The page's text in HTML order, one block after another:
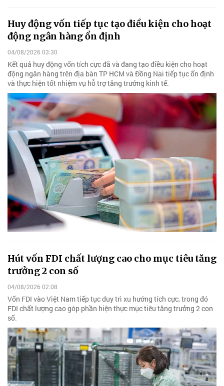
Huy động vốn tiếp tục tạo điều kiện cho hoạt
động ngân hàng ổn định
04/08/2026 03:30
Kết quả huy động vốn tích cực đã và đang tạo điều kiện cho hoạt
động ngân hàng trên địa bàn TP HCM và Đồng Nai tiếp tục ổn định
và thực hiện tốt nhiệm vụ hỗ trợ tăng trưởng kinh tế.
Hút vốn FDI chất lượng cao cho mục tiêu tăng
trưởng 2 con số
04/08/2026 02:08
Vốn FDI vào Việt Nam tiếp tục duy trì xu hướng tích cực, trong đó
FDI chất lượng cao góp phần hiện thực mục tiêu tăng trưởng 2 con
số.